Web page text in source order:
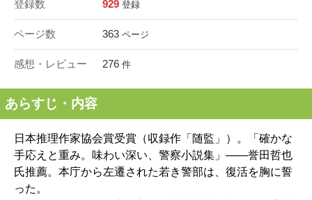
登録数 929 登録
ページ数 363 ページ
感想・レビュー 276 件
あらすじ・内容
日本推理作家協会賞受賞（収録作「随監」）。「確かな
手応えと重み。味わい深い、警察小説集」――誉田哲也
氏推薦。本庁から左遷された若き警部は、復活を胸に誓
った。